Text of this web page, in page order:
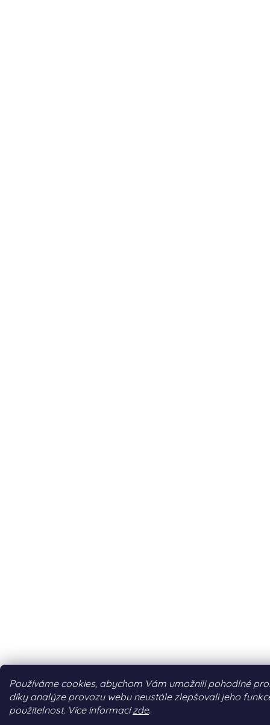
Používáme cookies, abychom Vám umožnili pohodlné
díky analýze provozu webu neustále zlepšovali jeho
použitelnost. Více informacízde.